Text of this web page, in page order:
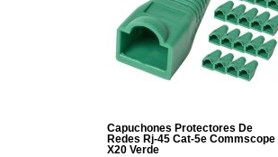
Capuchones Protectores De
Redes Rj-45 Cat-5e Commscope
X20 Verde